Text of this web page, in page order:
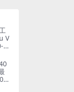
V
2